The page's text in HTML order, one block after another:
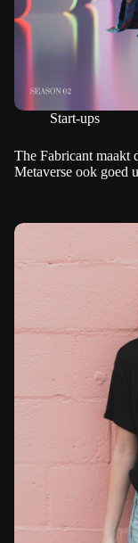
Start-ups
The Fabricant maakt
Metaverse ook goed